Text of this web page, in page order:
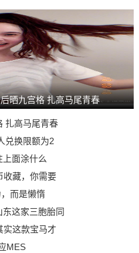
晒九宫格 扎高马尾青春
扎高马尾青春
兑换限额为2
上面涂什么
收藏，你需要
而是懒惰
这家三胞胎同
实这款宝马才
MES